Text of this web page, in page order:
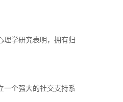
理学研究表明，拥有归
一个强大的社交支持系